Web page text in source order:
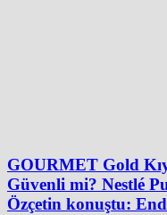
GOURMET Gold
Güvenli mi? Nestlé
Özçetin konuştu: